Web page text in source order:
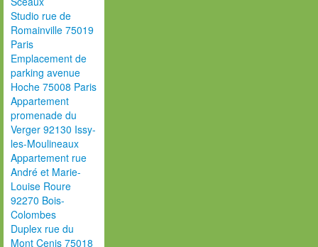
Studio rue de
Romainville 75019
Paris
Emplacement de
parking avenue
Hoche 75008 Paris
Appartement
promenade du
Verger 92130 Issy-
les-Moulineaux
Appartement rue
André et Marie-
Louise Roure
92270 Bois-
Colombes
Duplex rue du
Mont Cenis 75018